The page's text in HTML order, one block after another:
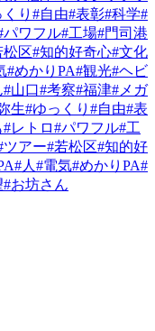
り #自由#表彰#科学#
パワフル#工場#門司港
松区#知的好奇心#文化
#めかりPA#観光#ヘビ
#山口#考察#福津#メガ
生#ゆっくり #自由#表
#レトロ#パワフル#工
ツアー#若松区#知的好
#人 #電気#めかりPA#
#お坊さん